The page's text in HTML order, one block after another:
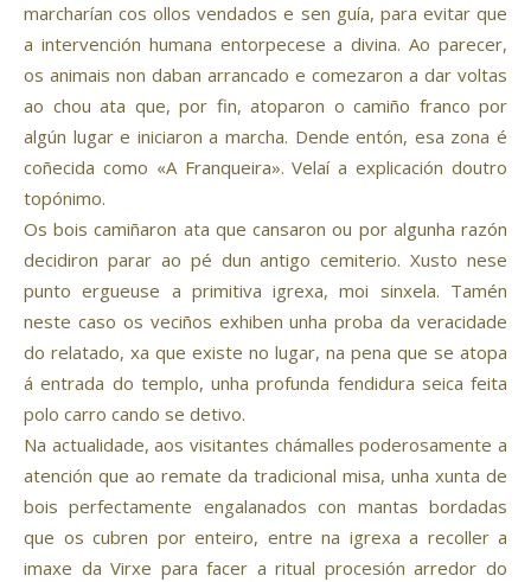
marcharían cos ollos vendados e sen guía, para evitar que
a intervención humana entorpecese a divina. Ao parecer,
os animais non daban arrancado e comezaron a dar voltas
ao chou ata que, por fin, atoparon o camiño franco por
algún lugar e iniciaron a marcha. Dende entón, esa zona é
coñecida como «A Franqueira». Velaí a explicación doutro
topónimo.
Os bois camiñaron ata que cansaron ou por algunha razón
decidiron parar ao pé dun antigo cemiterio. Xusto nese
punto ergueuse a primitiva igrexa, moi sinxela. Tamén
neste caso os veciños exhiben unha proba da veracidade
do relatado, xa que existe no lugar, na pena que se atopa
á entrada do templo, unha profunda fendidura seica feita
polo carro cando se detivo.
Na actualidade, aos visitantes chámalles poderosamente a
atención que ao remate da tradicional misa, unha xunta de
bois perfectamente engalanados con mantas bordadas
que os cubren por enteiro, entre na igrexa a recoller a
imaxe da Virxe para facer a ritual procesión arredor do